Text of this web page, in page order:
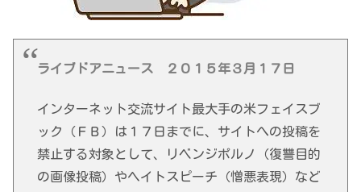
ライブドアニュース ２０１５年３月１７日
インターネット交流サイト最大手の米フェイスブ
ック（ＦＢ）は１７日までに、サイトへの投稿を
禁止する対象として、リベンジポルノ（復讐目的
の画像投稿）やヘイトスピーチ（憎悪表現）など